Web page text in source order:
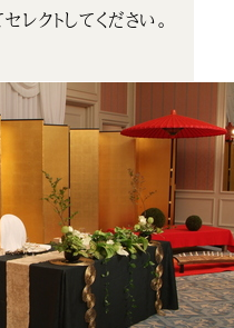
クトしてください。